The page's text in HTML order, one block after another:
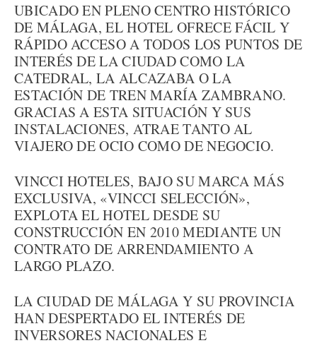
UBICADO EN PLENO CENTRO HISTÓRICO
DE MÁLAGA, EL HOTEL OFRECE FÁCIL Y
RÁPIDO ACCESO A TODOS LOS PUNTOS DE
INTERÉS DE LA CIUDAD COMO LA
CATEDRAL, LA ALCAZABA O LA
ESTACIÓN DE TREN MARÍA ZAMBRANO.
GRACIAS A ESTA SITUACIÓN Y SUS
INSTALACIONES, ATRAE TANTO AL
VIAJERO DE OCIO COMO DE NEGOCIO.
VINCCI HOTELES, BAJO SU MARCA MÁS
EXCLUSIVA, «VINCCI SELECCIÓN»,
EXPLOTA EL HOTEL DESDE SU
CONSTRUCCIÓN EN 2010 MEDIANTE UN
CONTRATO DE ARRENDAMIENTO A
LARGO PLAZO.
LA CIUDAD DE MÁLAGA Y SU PROVINCIA
HAN DESPERTADO EL INTERÉS DE
INVERSORES NACIONALES E